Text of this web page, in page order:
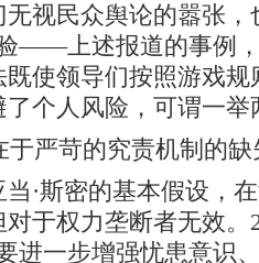
无视民众舆论的嚣张，
——上述报道的事例
使领导们按照游戏规
个人风险，可谓一举
严苛的究责机制的缺
·斯密的基本假设，
于权力垄断者无效。
进一步增强忧患意识